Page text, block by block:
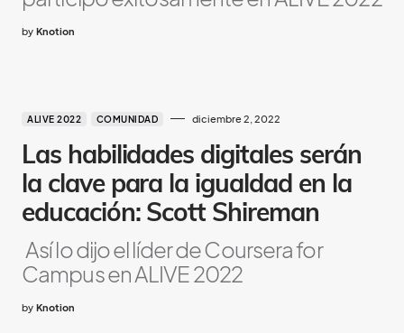
by Knotion
ALIVE 2022 COMUNIDAD diciembre 2, 2022
Las habilidades digitales serán
la clave para la igualdad en la
educación: Scott Shireman
Así lo dijo el líder de Coursera for
Campus en ALIVE 2022
by Knotion